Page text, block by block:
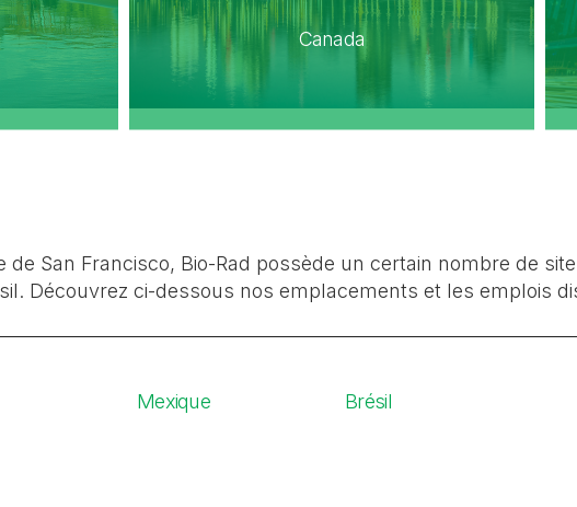
Canada
de San Francisco, Bio-Rad possède un certain nombre de
Découvrez ci-dessous nos emplacements et les emplois
Mexique Brésil